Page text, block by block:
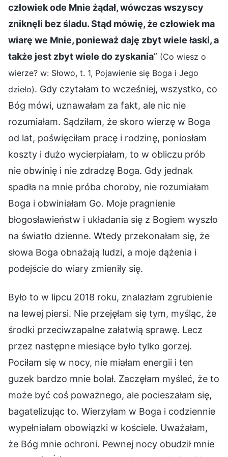
człowiek ode Mnie żądał, wówczas wszyscy
zniknęli bez śladu. Stąd mówię, że człowiek ma
wiarę we Mnie, ponieważ daję zbyt wiele łaski, a
także jest zbyt wiele do zyskania” (Co wiesz o
wierze? w: Słowo, t. 1, Pojawienie się Boga i Jego
dzieło). Gdy czytałam to wcześniej, wszystko, co
Bóg mówi, uznawałam za fakt, ale nic nie
rozumiałam. Sądziłam, że skoro wierzę w Boga
od lat, poświęciłam pracę i rodzinę, poniosłam
koszty i dużo wycierpiałam, to w obliczu prób
nie obwinię i nie zdradzę Boga. Gdy jednak
spadła na mnie próba choroby, nie rozumiałam
Boga i obwiniałam Go. Moje pragnienie
błogosławieństw i układania się z Bogiem wyszło
na światło dzienne. Wtedy przekonałam się, że
słowa Boga obnażają ludzi, a moje dążenia i
podejście do wiary zmieniły się.
Było to w lipcu 2018 roku, znalazłam zgrubienie
na lewej piersi. Nie przejęłam się tym, myśląc, że
środki przeciwzapalne załatwią sprawę. Lecz
przez następne miesiące było tylko gorzej.
Pociłam się w nocy, nie miałam energii i ten
guzek bardzo mnie bolał. Zaczęłam myśleć, że to
może być coś poważnego, ale pocieszałam się,
bagatelizując to. Wierzyłam w Boga i codziennie
wypełniałam obowiązki w kościele. Uważałam,
że Bóg mnie ochroni. Pewnej nocy obudził mnie